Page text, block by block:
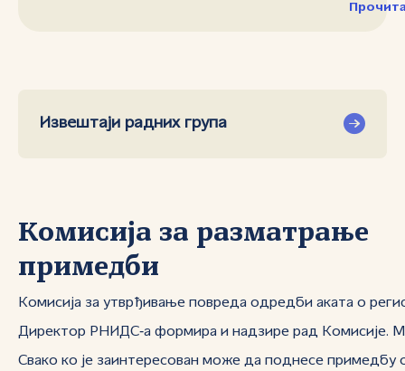
Извештаји радних група
Комисија за разматрање
примедби
Комисија за утврђивање повреда одредби аката о
Директор РНИДС‑а формира и надзире рад Комисије.
Свако ко је заинтересован може да поднесе примедбу